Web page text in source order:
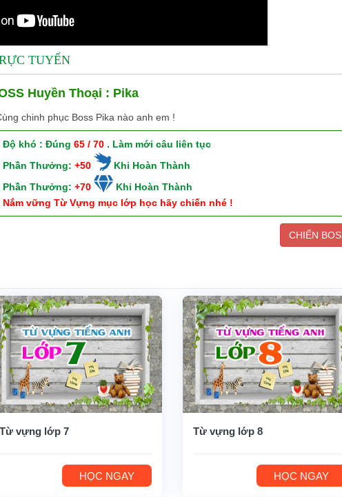
TUYẾN
Huyền Thoại : Pika
chinh phục Boss Pika nào anh em !
Độ khó : Đúng 65 / 70. Làm mới câu liên tục
Phần Thưởng: +50
Khi Hoàn Thành
Phần Thưởng: +70
Khi Hoàn Thành
Nắm vững Từ Vựng mục lớp học hãy chiến nhé !
CHIẾN
Từ vựng lớp 7
HỌC NGAY
Từ vựng lớp 8
HỌC NGAY